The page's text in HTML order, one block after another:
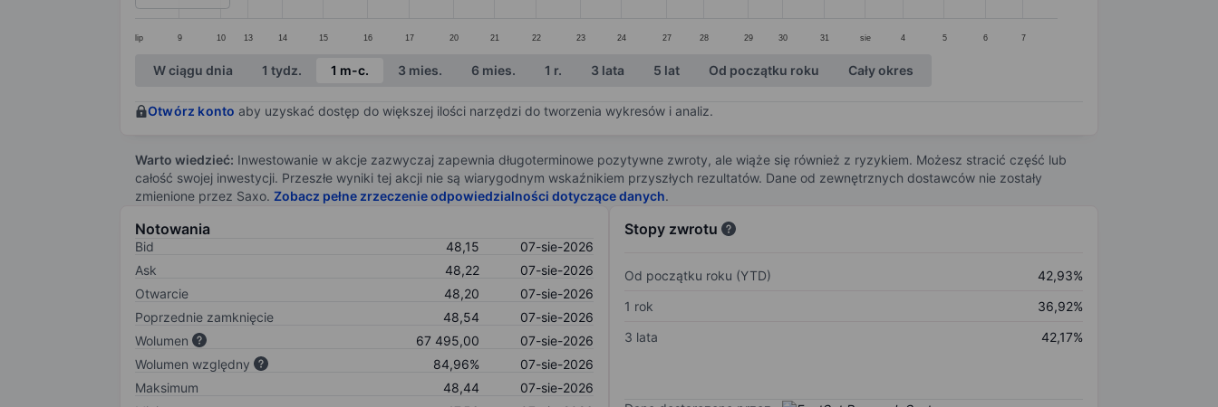
lip 9 10 13 14 15 16 17 20 21 22 23 24 27 28 29 30 31 sie 4 5 6 7
End of interactive chart.
W ciągu dnia 1 tydz. 1 m-c. 3 mies. 6 mies. 1 r. 3 lata 5 lat Od początku roku Cały okres
Otwórz konto aby uzyskać dostęp do większej ilości narzędzi do tworzenia wykresów i analiz.
Warto wiedzieć: Inwestowanie w akcje zazwyczaj zapewnia długoterminowe pozytywne zwroty, ale wiąże się również z ryzykiem. Możesz stracić część lub
całość swojej inwestycji. Przeszłe wyniki tej akcji nie są wiarygodnym wskaźnikiem przyszłych rezultatów. Dane od zewnętrznych dostawców nie zostały
zmienione przez Saxo. Zobacz pełne zrzeczenie odpowiedzialności dotyczące danych.
Notowania
Bid 48,15
07-sie-2026
Ask
48,22
07-sie-2026
Otwarcie
48,20
07-sie-2026
Poprzednie zamknięcie
48,54
07-sie-2026
Wolumen
67 495,00
07-sie-2026
Wolumen względny
84,96%
07-sie-2026
Maksimum
48,44
07-sie-2026
Stopy zwrotu
Od początku roku (YTD)
42,93%
1 rok
36,92%
3 lata
42,17%